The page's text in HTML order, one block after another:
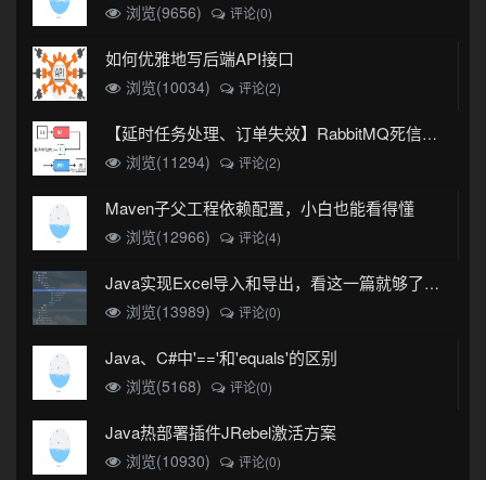
浏览(9656) 评论(0)
如何优雅地写后端API接口
浏览(10034) 评论(2)
【延时任务处理、订单失效】RabbitMQ死信队列实现
浏览(11294)
评论(2)
Maven子父工程依赖配置，小白也能看得懂
浏览(12966) 评论(4)
Java实现Excel导入和导出，看这一篇就够了(珍藏版)
浏览(13989)
评论(0)
Java、C#中'=='和'equals'的区别
浏览(5168) 评论(0)
Java热部署插件JRebel激活方案
浏览(10930) 评论(0)